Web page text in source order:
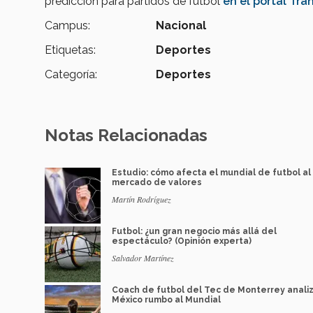
Campus:
Nacional
Etiquetas:
Deportes
Categoría:
Deportes
Notas Relacionadas
Estudio: cómo afecta el mundial de futbol al
mercado de valores
Martín Rodríguez
Futbol: ¿un gran negocio más allá del
espectáculo? (Opinión experta)
Salvador Martínez
Coach de futbol del Tec de Monterrey
México rumbo al Mundial